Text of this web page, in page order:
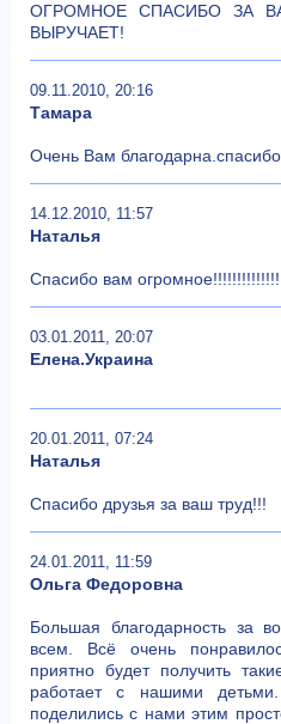
ОГРОМНОЕ СПАСИБО ЗА
ВЫРУЧАЕТ!
09.11.2010, 20:16
Тамара
Очень Вам благодарна.спасибо.
14.12.2010, 11:57
Наталья
Спасибо вам
03.01.2011, 20:07
Елена.Украина
20.01.2011, 07:24
Наталья
Спасибо друзья за ваш труд!!!
24.01.2011, 11:59
Ольга Федоровна
Большая благодарность за
всем. Всё очень
приятно будет получить
работает с нашими
поделились с нами этим